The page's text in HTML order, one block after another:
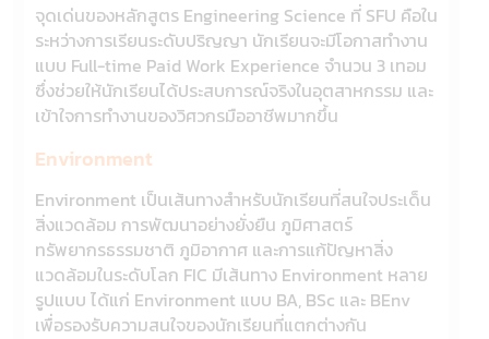
จุดเด่นของหลักสูตร Engineering Science ที่ SFU คือใน
ระหว่างการเรียนระดับปริญญา นักเรียนจะมีโอกาสทำงาน
แบบ Full-time Paid Work Experience จำนวน 3 เทอม
ซึ่งช่วยให้นักเรียนได้ประสบการณ์จริงในอุตสาหกรรม และ
เข้าใจการทำงานของวิศวกรมืออาชีพมากขึ้น
Environment
Environment เป็นเส้นทางสำหรับนักเรียนที่สนใจประเด็น
สิ่งแวดล้อม การพัฒนาอย่างยั่งยืน ภูมิศาสตร์
ทรัพยากรธรรมชาติ ภูมิอากาศ และการแก้ปัญหาสิ่ง
แวดล้อมในระดับโลก FIC มีเส้นทาง Environment หลาย
รูปแบบ ได้แก่ Environment แบบ BA, BSc และ BEnv
เพื่อรองรับความสนใจของนักเรียนที่แตกต่างกัน